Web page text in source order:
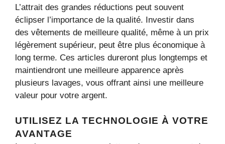
L’attrait des grandes réductions peut souvent
éclipser l’importance de la qualité. Investir dans
des vêtements de meilleure qualité, même à un prix
légèrement supérieur, peut être plus économique à
long terme. Ces articles dureront plus longtemps et
maintiendront une meilleure apparence après
plusieurs lavages, vous offrant ainsi une meilleure
valeur pour votre argent.
UTILISEZ LA TECHNOLOGIE À VOTRE
AVANTAGE